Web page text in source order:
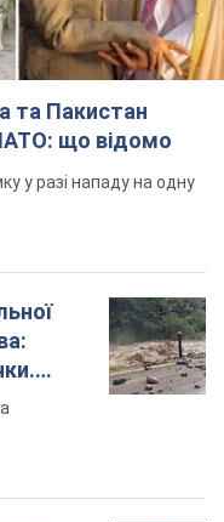
та Пакистан
що відомо
у разі нападу на одну